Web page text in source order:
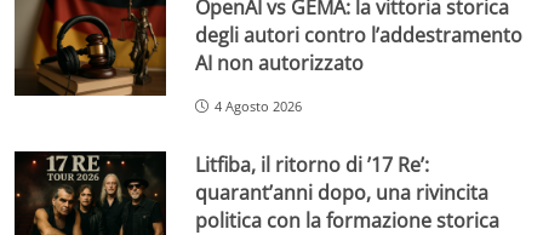
OpenAI vs GEMA: la vittoria storica
degli autori contro l’addestramento
AI non autorizzato
4 Agosto 2026
Litfiba, il ritorno di ’17 Re’:
quarant’anni dopo, una rivincita
politica con la formazione storica